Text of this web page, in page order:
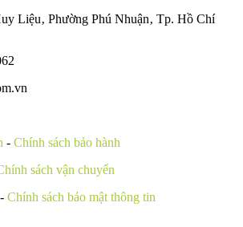
Liệu‚ Phường Phú Nhuận‚ Tp. Hồ Chí
- Chính sách bảo hành
sách vận chuyển
- Chính sách bảo mật thông tin